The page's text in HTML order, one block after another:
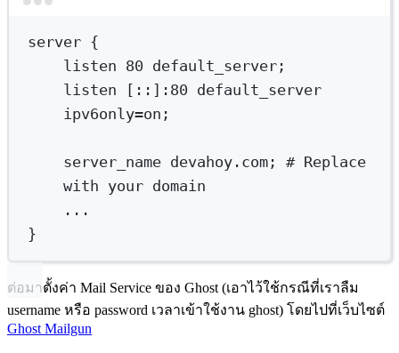
server {
listen 80 default_server ;
listen [::]:80 default_server
ipv6only=on ;
server_name devahoy.com ; # Replace
with your domain
...
}
ต่อมาตั้งค่า Mail Service ของ Ghost (เอาไว้ใช้กรณีที่เราลืม
username หรือ password เวลาเข้าใช้งาน ghost) โดยไปที่เว็บไซต์
Ghost Mailgun